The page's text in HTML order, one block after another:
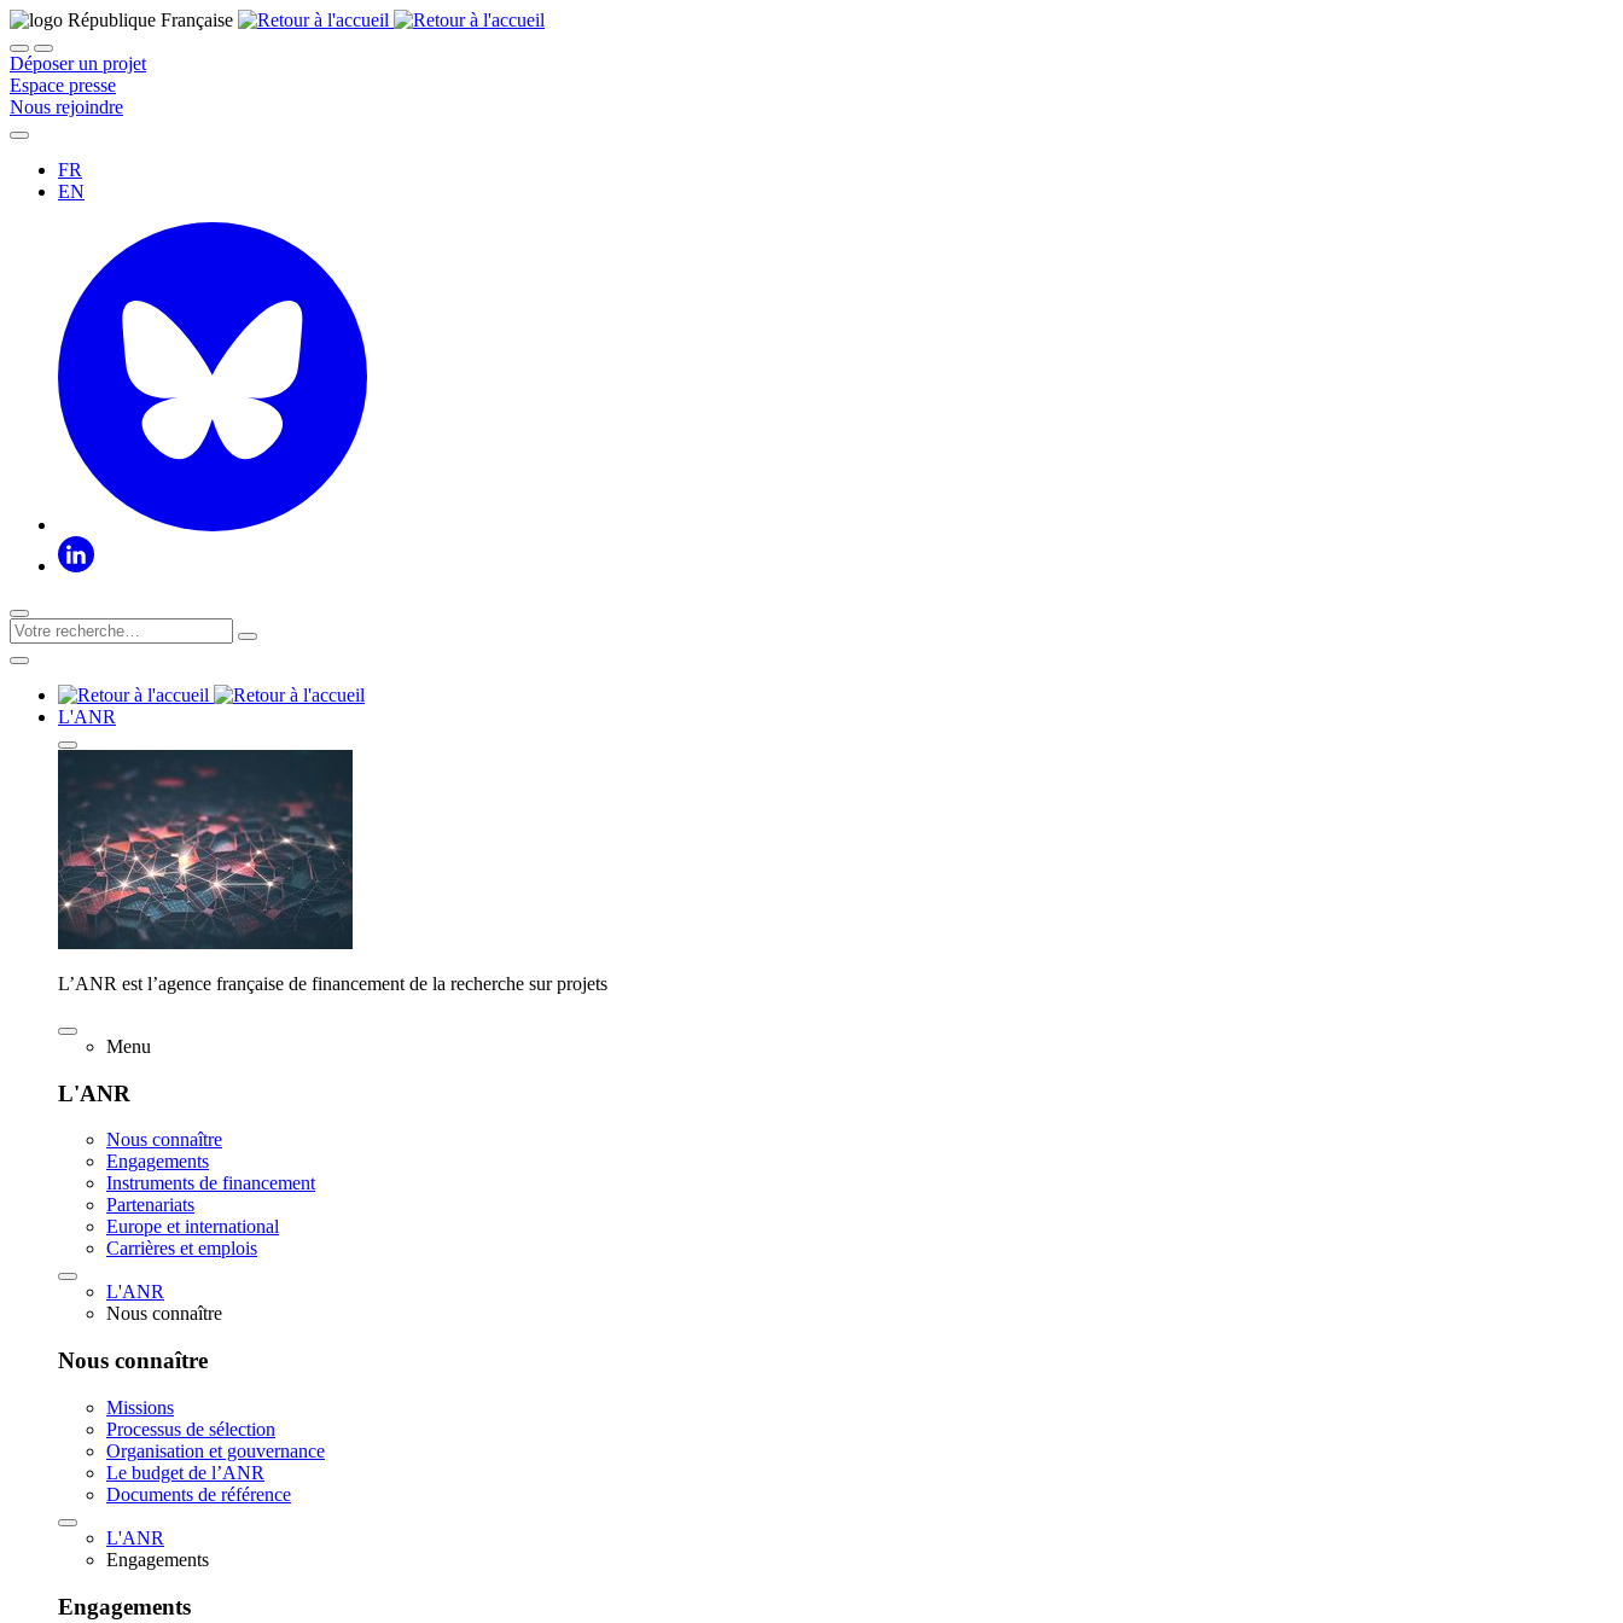
Déposer un projet
Espace presse
Nous rejoindre
FR
EN
L'ANR
L’ANR est l’agence française de financement de la recherche sur projets
Menu
L'ANR
Nous connaître
Engagements
Instruments de financement
Partenariats
Europe et international
Carrières et emplois
L'ANR
Nous connaître
Nous connaître
Missions
Processus de sélection
Organisation et gouvernance
Le budget de l’ANR
Documents de référence
L'ANR
Engagements
Engagements